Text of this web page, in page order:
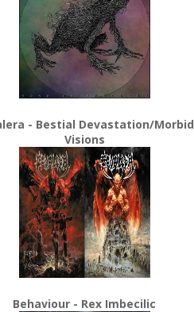
- Bestial Devastation/Morbid
Visions
Behaviour - Rex Imbecilic